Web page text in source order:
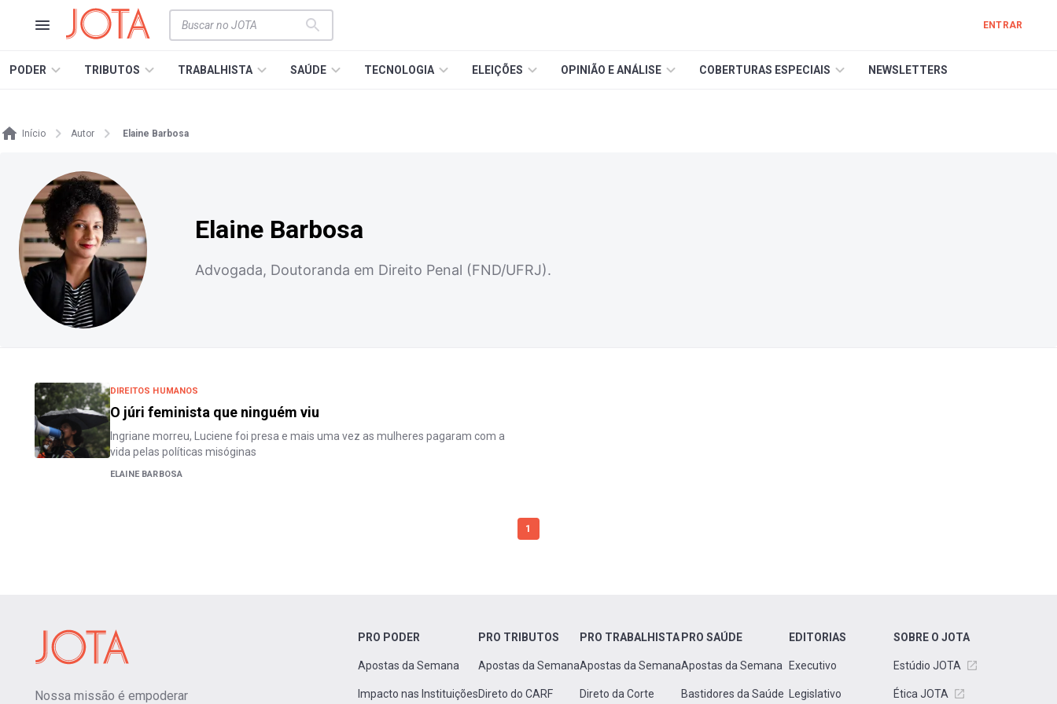
ENTRAR
PODER TRIBUTOS TRABALHISTA SAÚDE TECNOLOGIA ELEIÇÕES OPINIÃO E ANÁLISE COBERTURAS ESPECIAIS NEWSLETTERS
Início Autor Elaine Barbosa
Elaine Barbosa
Advogada, Doutoranda em Direito Penal (FND/UFRJ).
DIREITOS HUMANOS
O júri feminista que ninguém viu
Ingriane morreu, Luciene foi presa e mais uma vez as mulheres pagaram com a
vida pelas políticas misóginas
ELAINE BARBOSA
1
Nossa missão é empoderar
PRO PODER
Apostas da Semana
Impacto nas Instituições
PRO TRIBUTOS
Apostas da Semana
Direto do CARF
PRO TRABALHISTA
Apostas da Semana
Direto da Corte
PRO SAÚDE
Apostas da Semana
Bastidores da Saúde
EDITORIAS
Executivo
Legislativo
SOBRE O JOTA
Estúdio JOTA
Ética JOTA